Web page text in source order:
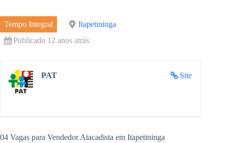
Tempo Integral
Itapetininga
Publicado 12 anos atrás
Site
PAT
04 Vagas para Vendedor Atacadista em Itapetininga